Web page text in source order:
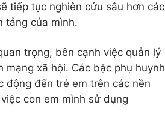
tiếp tục nghiên cứu sâu hơn các
tảng của mình.
trọng, bên cạnh việc quản lý
xã hội. Các bậc phụ huynh
động đến trẻ em trên các nền
con em mình sử dụng